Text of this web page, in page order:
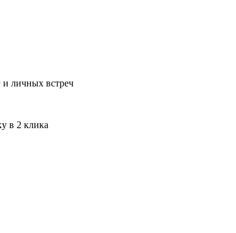
и личных встреч
в 2 клика